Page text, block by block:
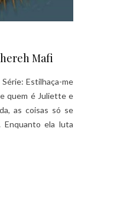
Mafi
Estilhaça-me
quem é Juliette e
as coisas só se
Enquanto ela luta